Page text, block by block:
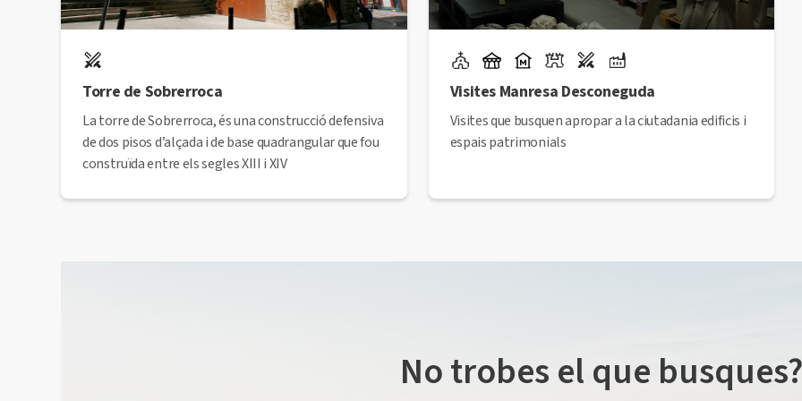
Torre de Sobrerroca
La torre de Sobrerroca, és una construcció defensiva
de dos pisos d’alçada i de base quadrangular que fou
construïda entre els segles XIII i XIV
Visites Manresa Desconeguda
Visites que busquen apropar a la ciutadania edificis i
espais patrimonials
No trobes el que busques?